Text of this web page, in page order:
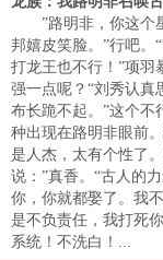
”路明非，你这个
邦嬉皮笑脸。”行吧。
打龙王也不行！”项羽
强一点呢？“刘秀认真
布长跪不起。”这个不
种出现在路明非眼前
是人杰，太有个性了
说：”真香。“古人的
你，你就都娶了。我
是不负责任，我打死
系统！不洗白！...